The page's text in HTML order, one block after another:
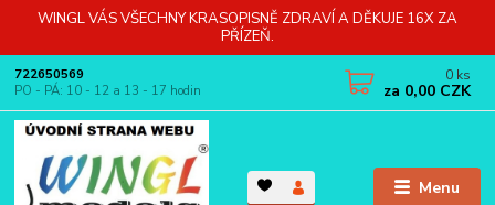
WINGL VÁS VŠECHNY KRASOPISNĚ ZDRAVÍ A DĚKUJE 16X ZA
PŘÍZEŇ.
Menu
722650569
PO - PÁ: 10 - 12 a 13 - 17 hodin
0 ks
za 0,00 CZK